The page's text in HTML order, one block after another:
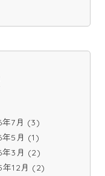
年7月 (3)
年5月 (1)
年3月 (2)
年12月 (2)